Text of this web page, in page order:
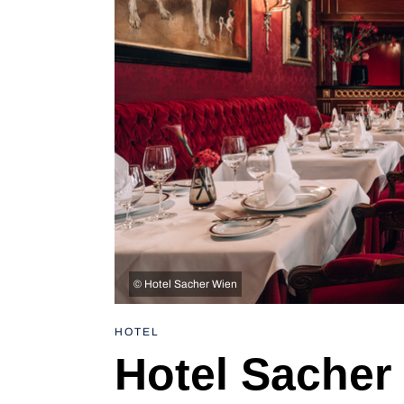
© Hotel Sacher Wien
HOTEL
Hotel Sacher